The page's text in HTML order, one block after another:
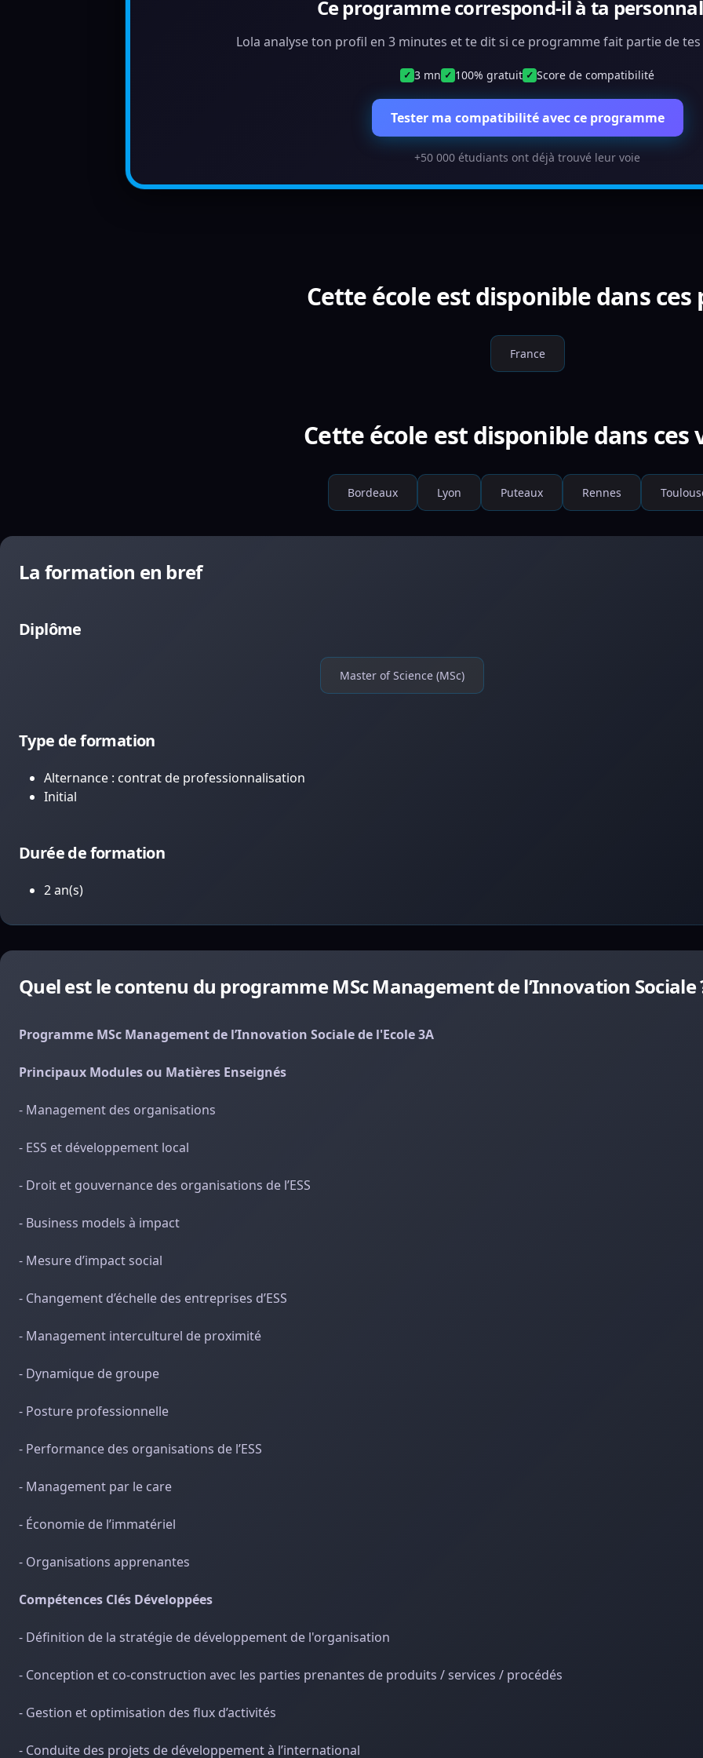
Ce programme correspond-il à ta
Lola analyse ton profil en 3 minutes et te dit si ce programme fait partie de
✓ 3 mn ✓ 100% gratuit ✓ Score de compatibilité
Tester ma compatibilité avec ce programme
+50 000 étudiants ont déjà trouvé leur voie
Cette école est disponible dans ces
France
Cette école est disponible dans ces
Bordeaux Lyon Puteaux Rennes
La formation en bref
Diplôme
Master of Science (MSc)
Type de formation
Alternance : contrat de professionnalisation
Initial
Durée de formation
2 an(s)
Quel est le contenu du programme MSc Management de l’Innovation Sociale
Programme MSc Management de l’Innovation Sociale de l'Ecole 3A
Principaux Modules ou Matières Enseignés
- Management des organisations
- ESS et développement local
- Droit et gouvernance des organisations de l’ESS
- Business models à impact
- Mesure d’impact social
- Changement d’échelle des entreprises d’ESS
- Management interculturel de proximité
- Dynamique de groupe
- Posture professionnelle
- Performance des organisations de l’ESS
- Management par le care
- Économie de l’immatériel
- Organisations apprenantes
Compétences Clés Développées
- Définition de la stratégie de développement de l'organisation
- Conception et co-construction avec les parties prenantes de produits / services / procédés
- Gestion et optimisation des flux d’activités
- Conduite des projets de développement à l’international